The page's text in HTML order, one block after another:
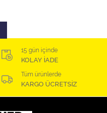
15 gün içinde
KOLAY İADE
Tüm ürünlerde
KARGO ÜCRETSİZ